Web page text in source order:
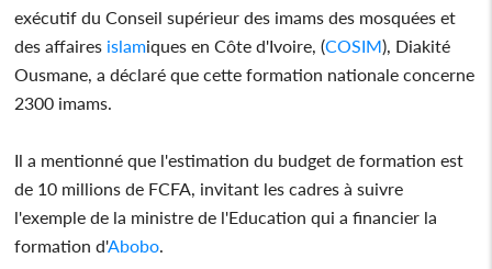
exécutif du Conseil supérieur des imams des mosquées et
des affaires islamiques en Côte d'Ivoire, (COSIM), Diakité
Ousmane, a déclaré que cette formation nationale concerne
2300 imams.
Il a mentionné que l'estimation du budget de formation est
de 10 millions de FCFA, invitant les cadres à suivre
l'exemple de la ministre de l'Education qui a financier la
formation d'Abobo